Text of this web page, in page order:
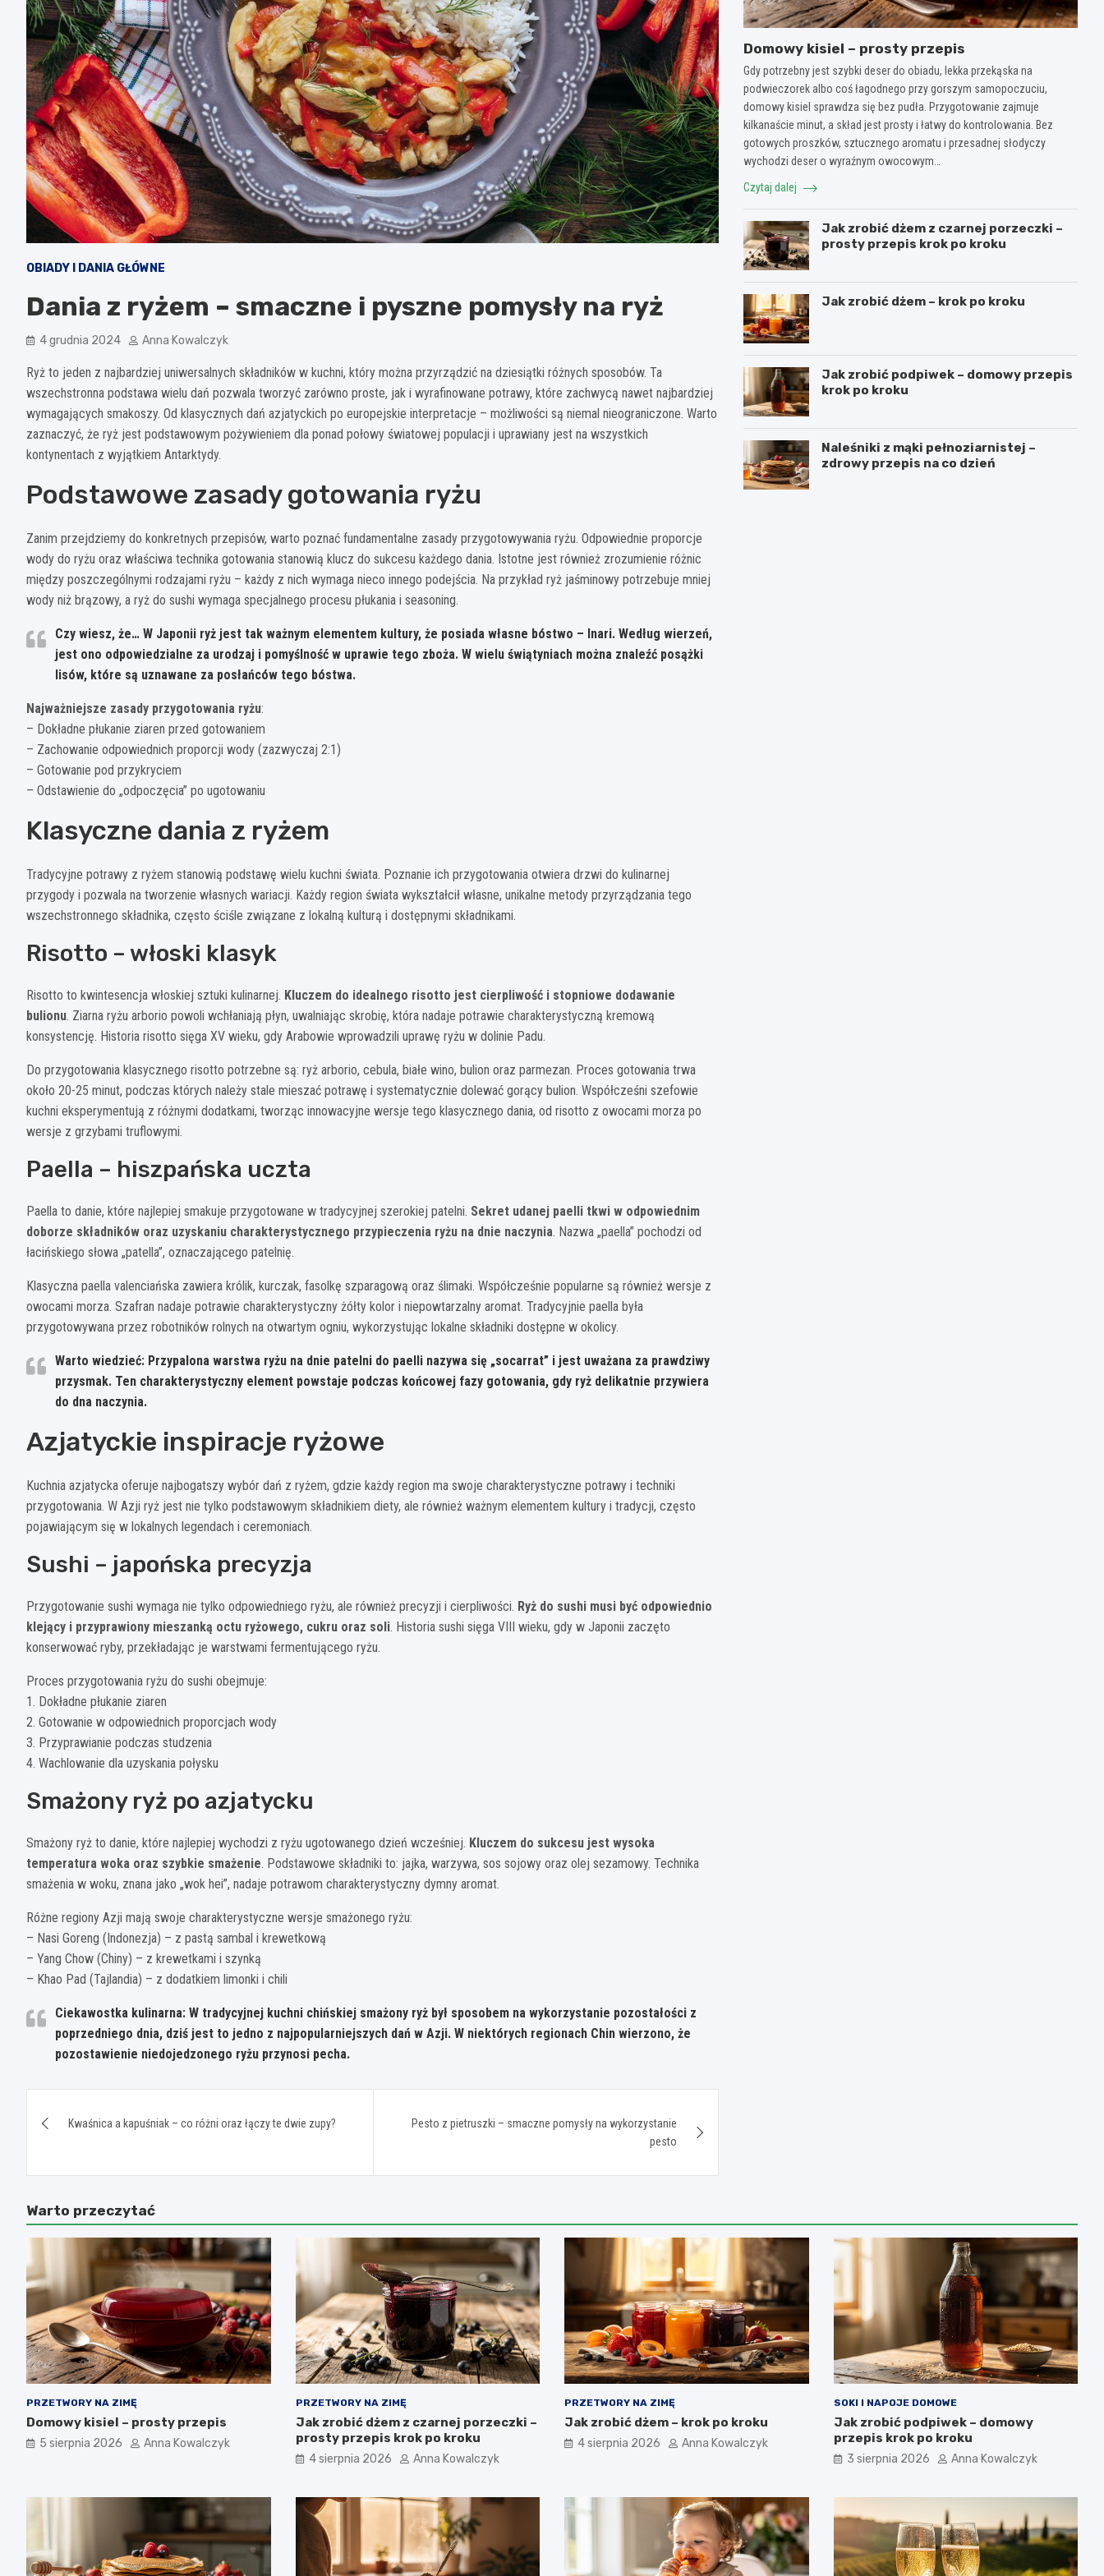
OBIADY I DANIA GŁÓWNE
Dania z ryżem – smaczne i pyszne pomysły na ryż
4 grudnia 2024 Anna Kowalczyk
Ryż to jeden z najbardziej uniwersalnych składników w kuchni, który można przyrządzić na dziesiątki różnych sposobów. Ta
wszechstronna podstawa wielu dań pozwala tworzyć zarówno proste, jak i wyrafinowane potrawy, które zachwycą nawet najbardziej
wymagających smakoszy. Od klasycznych dań azjatyckich po europejskie interpretacje – możliwości są niemal nieograniczone. Warto
zaznaczyć, że ryż jest podstawowym pożywieniem dla ponad połowy światowej populacji i uprawiany jest na wszystkich
kontynentach z wyjątkiem Antarktydy.
Podstawowe zasady gotowania ryżu
Zanim przejdziemy do konkretnych przepisów, warto poznać fundamentalne zasady przygotowywania ryżu. Odpowiednie proporcje
wody do ryżu oraz właściwa technika gotowania stanowią klucz do sukcesu każdego dania. Istotne jest również zrozumienie różnic
między poszczególnymi rodzajami ryżu – każdy z nich wymaga nieco innego podejścia. Na przykład ryż jaśminowy potrzebuje mniej
wody niż brązowy, a ryż do sushi wymaga specjalnego procesu płukania i seasoning.
Czy wiesz, że… W Japonii ryż jest tak ważnym elementem kultury, że posiada własne bóstwo – Inari. Według wierzeń,
jest ono odpowiedzialne za urodzaj i pomyślność w uprawie tego zboża. W wielu świątyniach można znaleźć posążki
lisów, które są uznawane za posłańców tego bóstwa.
Najważniejsze zasady przygotowania ryżu:
– Dokładne płukanie ziaren przed gotowaniem
– Zachowanie odpowiednich proporcji wody (zazwyczaj 2:1)
– Gotowanie pod przykryciem
– Odstawienie do „odpoczęcia” po ugotowaniu
Klasyczne dania z ryżem
Tradycyjne potrawy z ryżem stanowią podstawę wielu kuchni świata. Poznanie ich przygotowania otwiera drzwi do kulinarnej
przygody i pozwala na tworzenie własnych wariacji. Każdy region świata wykształcił własne, unikalne metody przyrządzania tego
wszechstronnego składnika, często ściśle związane z lokalną kulturą i dostępnymi składnikami.
Risotto – włoski klasyk
Risotto to kwintesencja włoskiej sztuki kulinarnej. Kluczem do idealnego risotto jest cierpliwość i stopniowe dodawanie
bulionu. Ziarna ryżu arborio powoli wchłaniają płyn, uwalniając skrobię, która nadaje potrawie charakterystyczną kremową
konsystencję. Historia risotto sięga XV wieku, gdy Arabowie wprowadzili uprawę ryżu w dolinie Padu.
Do przygotowania klasycznego risotto potrzebne są: ryż arborio, cebula, białe wino, bulion oraz parmezan. Proces gotowania trwa
około 20-25 minut, podczas których należy stale mieszać potrawę i systematycznie dolewać gorący bulion. Współcześni szefowie
kuchni eksperymentują z różnymi dodatkami, tworząc innowacyjne wersje tego klasycznego dania, od risotto z owocami morza po
wersje z grzybami truflowymi.
Paella – hiszpańska uczta
Paella to danie, które najlepiej smakuje przygotowane w tradycyjnej szerokiej patelni. Sekret udanej paelli tkwi w odpowiednim
doborze składników oraz uzyskaniu charakterystycznego przypieczenia ryżu na dnie naczynia. Nazwa „paella” pochodzi od
łacińskiego słowa „patella”, oznaczającego patelnię.
Klasyczna paella valenciańska zawiera królik, kurczak, fasolkę szparagową oraz ślimaki. Współcześnie popularne są również wersje z
owocami morza. Szafran nadaje potrawie charakterystyczny żółty kolor i niepowtarzalny aromat. Tradycyjnie paella była
przygotowywana przez robotników rolnych na otwartym ogniu, wykorzystując lokalne składniki dostępne w okolicy.
Warto wiedzieć: Przypalona warstwa ryżu na dnie patelni do paelli nazywa się „socarrat” i jest uważana za prawdziwy
przysmak. Ten charakterystyczny element powstaje podczas końcowej fazy gotowania, gdy ryż delikatnie przywiera
do dna naczynia.
Azjatyckie inspiracje ryżowe
Kuchnia azjatycka oferuje najbogatszy wybór dań z ryżem, gdzie każdy region ma swoje charakterystyczne potrawy i techniki
przygotowania. W Azji ryż jest nie tylko podstawowym składnikiem diety, ale również ważnym elementem kultury i tradycji, często
pojawiającym się w lokalnych legendach i ceremoniach.
Sushi – japońska precyzja
Przygotowanie sushi wymaga nie tylko odpowiedniego ryżu, ale również precyzji i cierpliwości. Ryż do sushi musi być odpowiednio
klejący i przyprawiony mieszanką octu ryżowego, cukru oraz soli. Historia sushi sięga VIII wieku, gdy w Japonii zaczęto
konserwować ryby, przekładając je warstwami fermentującego ryżu.
Proces przygotowania ryżu do sushi obejmuje:
1. Dokładne płukanie ziaren
2. Gotowanie w odpowiednich proporcjach wody
3. Przyprawianie podczas studzenia
4. Wachlowanie dla uzyskania połysku
Smażony ryż po azjatycku
Smażony ryż to danie, które najlepiej wychodzi z ryżu ugotowanego dzień wcześniej. Kluczem do sukcesu jest wysoka
temperatura woka oraz szybkie smażenie. Podstawowe składniki to: jajka, warzywa, sos sojowy oraz olej sezamowy. Technika
smażenia w woku, znana jako „wok hei”, nadaje potrawom charakterystyczny dymny aromat.
Różne regiony Azji mają swoje charakterystyczne wersje smażonego ryżu:
– Nasi Goreng (Indonezja) – z pastą sambal i krewetkową
– Yang Chow (Chiny) – z krewetkami i szynką
– Khao Pad (Tajlandia) – z dodatkiem limonki i chili
Ciekawostka kulinarna: W tradycyjnej kuchni chińskiej smażony ryż był sposobem na wykorzystanie pozostałości z
poprzedniego dnia, dziś jest to jedno z najpopularniejszych dań w Azji. W niektórych regionach Chin wierzono, że
pozostawienie niedojedzonego ryżu przynosi pecha.
wpisuKwaśnica a kapuśniak – co różni oraz łączy te dwie zupy?
Pesto z pietruszki – smaczne pomysły na wykorzystanie
pesto
Domowy kisiel – prosty przepis
Gdy potrzebny jest szybki deser do obiadu, lekka przekąska na
podwieczorek albo coś łagodnego przy gorszym samopoczuciu,
domowy kisiel sprawdza się bez pudła. Przygotowanie zajmuje
kilkanaście minut, a skład jest prosty i łatwy do kontrolowania. Bez
gotowych proszków, sztucznego aromatu i przesadnej słodyczy
wychodzi deser o wyraźnym owocowym…
Czytaj dalej
Jak zrobić dżem z czarnej porzeczki –
prosty przepis krok po kroku
Jak zrobić dżem – krok po kroku
Jak zrobić podpiwek – domowy przepis
krok po kroku
Naleśniki z mąki pełnoziarnistej –
zdrowy przepis na co dzień
Warto przeczytać
PRZETWORY NA ZIMĘ
Domowy kisiel – prosty przepis
5 sierpnia 2026 Anna Kowalczyk
PRZETWORY NA ZIMĘ
Jak zrobić dżem z czarnej porzeczki –
prosty przepis krok po kroku
4 sierpnia 2026 Anna Kowalczyk
PRZETWORY NA ZIMĘ
Jak zrobić dżem – krok po kroku
4 sierpnia 2026 Anna Kowalczyk
SOKI I NAPOJE DOMOWE
Jak zrobić podpiwek – domowy
przepis krok po kroku
3 sierpnia 2026 Anna Kowalczyk